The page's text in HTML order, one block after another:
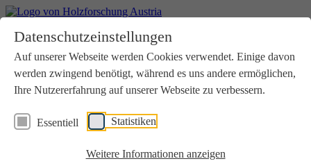
Datenschutzeinstellungen
Auf unserer Webseite werden Cookies verwendet. Einige davon
werden zwingend benötigt, während es uns andere ermöglichen,
Ihre Nutzererfahrung auf unserer Webseite zu verbessern.
Essentiell Statistiken
Weitere Informationen anzeigen
Aktuelles
Downloads
Kontakt
Login
Verein
Wir unterstützen die Interessen der Holzbranche in enger
Zusammenarbeit mit Wissenschaft und Wirtschaft.